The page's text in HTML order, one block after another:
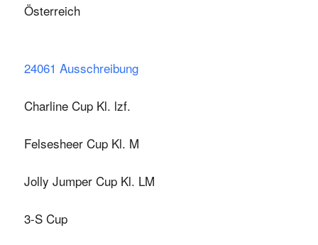
Österreich
24061 Ausschreibung
Charline Cup Kl. lzf.
Felsesheer Cup Kl. M
Jolly Jumper Cup Kl. LM
3-S Cup